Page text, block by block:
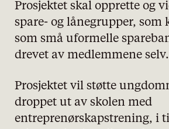
Prosjektet skal opprette og
spare- og lånegrupper, som
som små uformelle
drevet av medlemmene selv.
Prosjektet vil støtte
droppet ut av skolen med
entreprenørskapstrening, i